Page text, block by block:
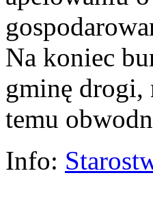
Na koniec
gminę drogi,
temu
Info: